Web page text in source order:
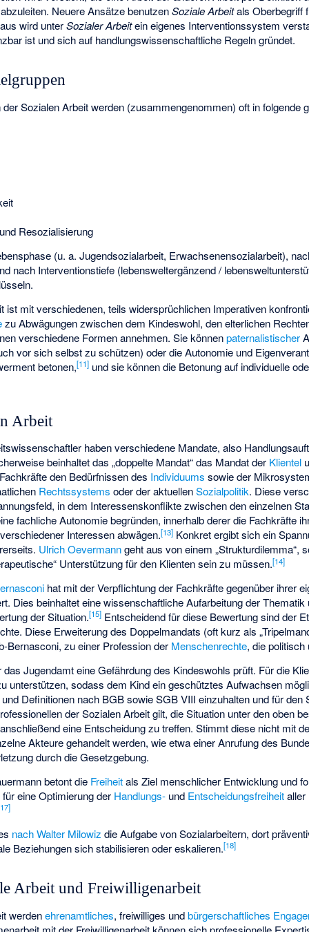
Neuere Ansätze benutzenSoziale Arbeitals Oberbegriff
wird unterSozialer Arbeitein eigenes Interventionssystem
ist und sich auf handlungswissenschaftliche Regeln gründet.
Sozialen Arbeit werden (zusammengenommen) oft in folgende
Resozialisierung
(u. a. Jugendsozialarbeit, Erwachsenensozialarbeit),
nach Interventionstiefe (lebensweltergänzend /
ist mit verschiedenen, teils widersprüchlichen Imperativen
zu Abwägungen zwischen dem Kindeswohl, den elterlichen
verschiedene Formen annehmen. Sie könnenpaternalistischer
vor sich selbst zu schützen) oder die Autonomie und
betonen,[11] und sie können die Betonung auf individuelle
Arbeit
haben verschiedene Mandate, also
beinhaltet das „doppelte Mandat“ das Mandat der Klientel
den Bedürfnissen des Individuums sowie der
Rechtssystems oder der aktuellenSozialpolitik. Diese
in dem Interessenskonflikte zwischen den einzelnen
fachliche Autonomie begründen, innerhalb derer die Fachkräfte
Interessen abwägen.[13] Konkret ergibt sich ein
Ulrich Oevermanngeht aus von einem „Strukturdilemma“,
Unterstützung für den Klienten sein zu müssen.[14]
hat mit der Verpflichtung der Fachkräfte gegenüber ihrer
Dies beinhaltet eine wissenschaftliche Aufarbeitung der Thematik
der Situation.[15] Entscheidend für diese Bewertung sind der
Diese Erweiterung des Doppelmandats (oft kurz als
Bernasconi, zu einer Profession der Menschenrechte, die politisch
Jugendamt eine Gefährdung des Kindeswohls prüft. Für die
unterstützen, sodass dem Kind ein geschütztes Aufwachsen
Definitionen nach BGB sowie SGB VIII einzuhalten und für den
der Sozialen Arbeit gilt, die Situation unter den oben
eine Entscheidung zu treffen. Stimmt diese nicht mit
Akteure gehandelt werden, wie etwa einer Anrufung des
durch die Gesetzgebung.
betont die Freiheitals Ziel menschlicher Entwicklung und
eine Optimierung der Handlungs- und Entscheidungsfreiheitaller
17]
nach Walter Milowiz die Aufgabe von Sozialarbeitern, dort
Beziehungen sich stabilisieren oder eskalieren.[18]
Arbeit und Freiwilligenarbeit
werdenehrenamtliches, freiwilliges undbürgerschaftliches